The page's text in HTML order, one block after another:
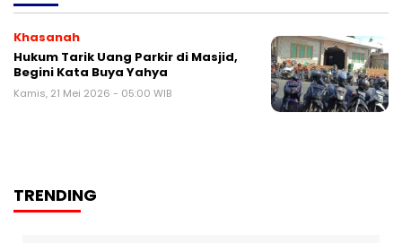
Khasanah
Hukum Tarik Uang Parkir di Masjid,
Begini Kata Buya Yahya
Kamis, 21 Mei 2026 - 05:00 WIB
TRENDING